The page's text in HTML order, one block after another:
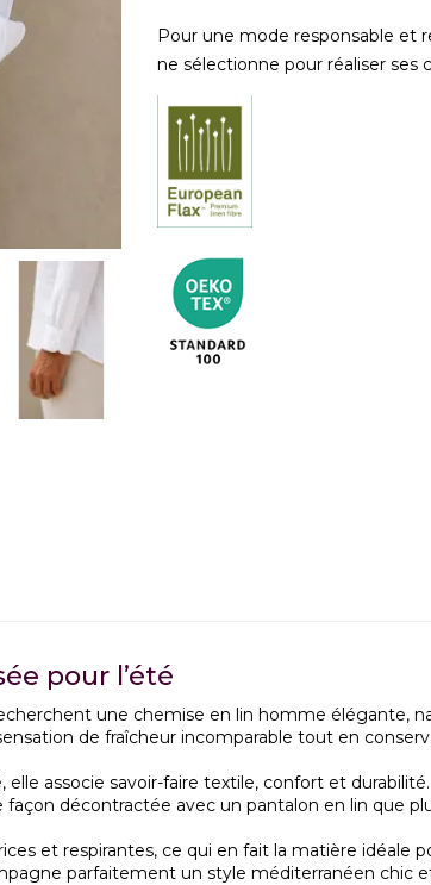
Pour une mode responsable et
ne sélectionne pour réaliser ses
pour l’été
une chemise en lin homme élégante,
de fraîcheur incomparable tout en
associe savoir-faire textile, confort et
décontractée avec un pantalon en lin que
et respirantes, ce qui en fait la matière idéale
parfaitement un style méditerranéen chic